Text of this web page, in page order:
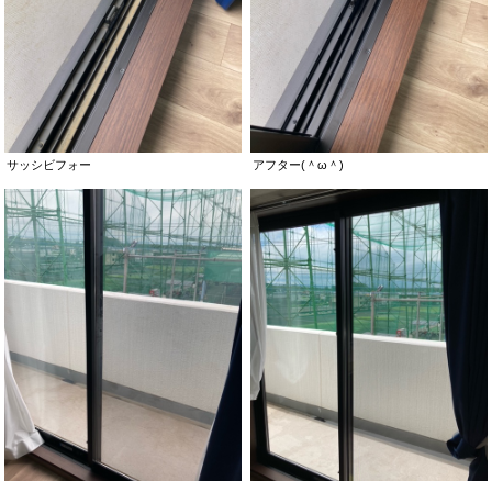
サッシビフォー アフター(＾ω＾)